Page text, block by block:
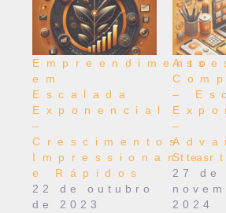
Empreendimento
em
Escalada
Exponencial
–
Crescimentos
Impressionantes
e Rápidos
22 de outubro
de 2023
–
–
27 de
2024